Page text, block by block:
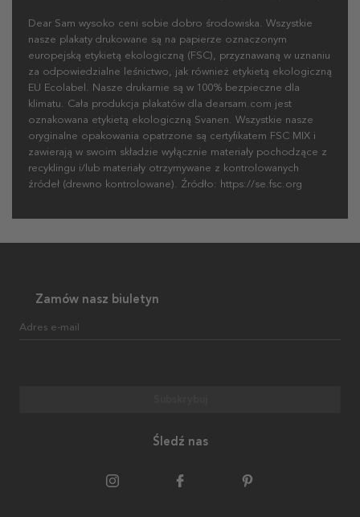
Dear Sam wysoko ceni sobie dobro środowiska. Wszystkie
nasze plakaty drukowane są na papierze oznaczonym
europejską etykietą ekologiczną (FSC), przyznawaną w uznaniu
za odpowiedzialne leśnictwo, jak również etykietą ekologiczną
EU Ecolabel. Nasze drukarnie są w 100% bezpieczne dla
klimatu. Cała produkcja plakatów dla dearsam.com jest
oznakowana etykietą ekologiczną Svanen. Wszystkie nasze
oryginalne opakowania opatrzone są certyfikatem FSC MIX i
zawierają w swoim składzie wyłącznie materiały pochodzące z
recyklingu i/lub materiały otrzymywane z kontrolowanych
źródeł (drewno kontrolowane). Źródło: https://se.fsc.org
Zamów nasz biuletyn
Adres e-mail
Śledź nas